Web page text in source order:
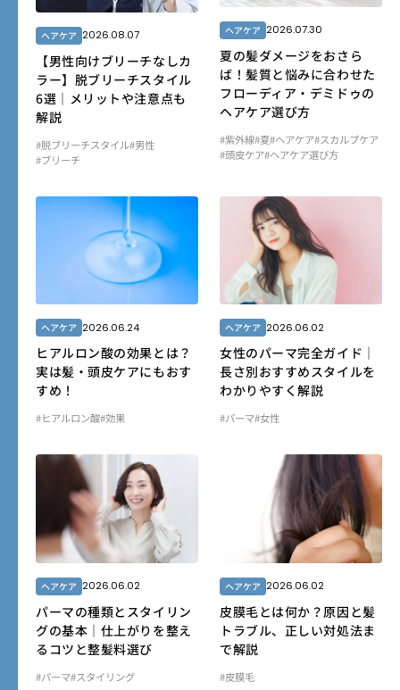
ヘアケア 2026.08.07
【男性向けブリーチなしカ
ラー】脱ブリーチスタイル
6選｜メリットや注意点も
解説
#脱ブリーチスタイル#男性
#ブリーチ
ヘアケア 2026.07.30
夏の髪ダメージをおさら
ば！髪質と悩みに合わせた
フローディア・デミドゥの
ヘアケア選び方
#紫外線#夏#ヘアケア#スカルプケア
#頭皮ケア#ヘアケア選び方
ヘアケア 2026.06.24
ヒアルロン酸の効果とは？
実は髪・頭皮ケアにもおす
すめ！
#ヒアルロン酸#効果
ヘアケア 2026.06.02
女性のパーマ完全ガイド｜
長さ別おすすめスタイルを
わかりやすく解説
#パーマ#女性
ヘアケア 2026.06.02
パーマの種類とスタイリン
グの基本｜仕上がりを整え
るコツと整髪料選び
#パーマ#スタイリング
ヘアケア 2026.06.02
皮膜毛とは何か？原因と髪
トラブル、正しい対処法ま
で解説
#皮膜毛